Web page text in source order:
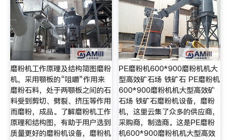
磨粉机工作原理及结构简图磨粉
机，采用颚板的“咀嚼”作用来
磨粉石料，处于两颚板之间的石
料受到剪切、劈裂、挤压等作用
而磨粉，成品。了解磨粉机工作
原理和结构图，有助于用户选到
质量更好的磨粉机设备，磨粉机
PE磨粉机600*900磨粉机机大
型高效矿石场 铁矿石 PE磨粉机
600*900磨粉机机大型高效矿
石场 铁矿石磨粉机设备，磨粉
机，这里云集了众多的供应商，
采购商，制造商。这是PE磨粉
机600*900磨粉机机大型高效